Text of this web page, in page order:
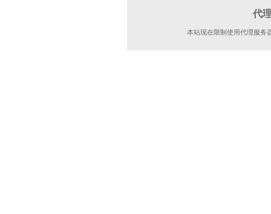
代
本站现在限制使用代理服务